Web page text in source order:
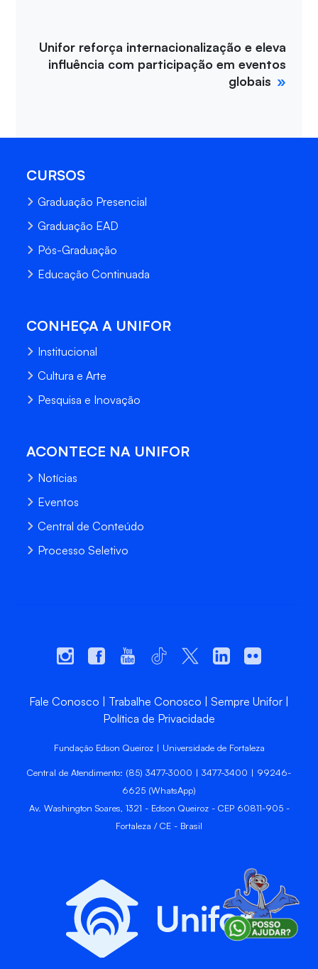
Unifor reforça internacionalização e eleva
influência com participação em eventos
globais
CURSOS
Graduação Presencial
Graduação EAD
Pós-Graduação
Educação Continuada
CONHEÇA A UNIFOR
Institucional
Cultura e Arte
Pesquisa e Inovação
ACONTECE NA UNIFOR
Notícias
Eventos
Central de Conteúdo
Processo Seletivo
Fale Conosco Trabalhe Conosco
Sempre Unifor
Política de Privacidade
Fundação Edson Queiroz | Universidade de Fortaleza
Central de Atendimento: (85) 3477-3000 | 3477-3400 | 99246-
6625 (WhatsApp)
Av. Washington Soares, 1321 - Edson Queiroz - CEP 60811-905 -
Fortaleza / CE - Brasil